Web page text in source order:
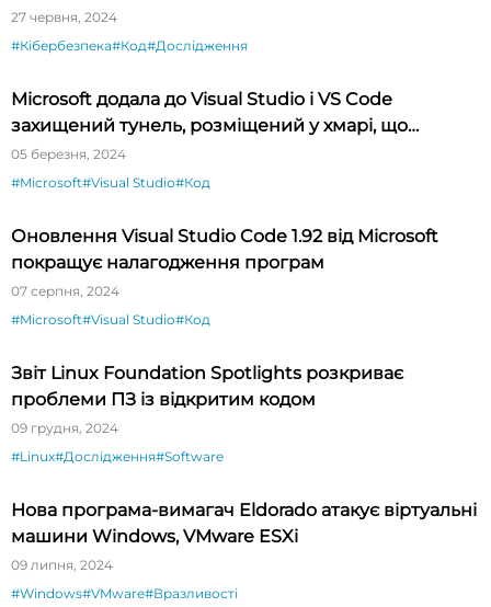
27 червня, 2024
#Кібербезпека#Код#Дослідження
Microsoft додала до Visual Studio і VS Code
захищений тунель, розміщений у хмарі, що
спрощує тестування API
05 березня, 2024
#Microsoft#Visual Studio#Код
Оновлення Visual Studio Code 1.92 від Microsoft
покращує налагодження програм
07 серпня, 2024
#Microsoft#Visual Studio#Код
Звіт Linux Foundation Spotlights розкриває
проблеми ПЗ із відкритим кодом
09 грудня, 2024
#Linux#Дослідження#Software
Нова програма-вимагач Eldorado атакує віртуальні
машини Windows, VMware ESXi
09 липня, 2024
#Windows#VMware#Вразливості